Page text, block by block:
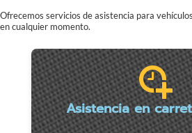
Ofrecemos servicios de asistencia para
en cualquier momento.
Asistencia en